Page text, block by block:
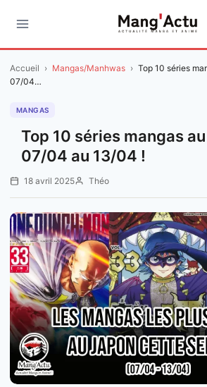
contenu
Accueil › Mangas/Manhwas › Top 10 séries
07/04…
MANGAS
Top 10 séries mangas
07/04 au 13/04 !
18 avril 2025 Théo